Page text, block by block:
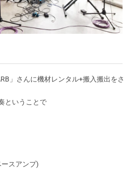
」さんに機材レンタル+搬入搬出をさ
ということで
スアンプ)